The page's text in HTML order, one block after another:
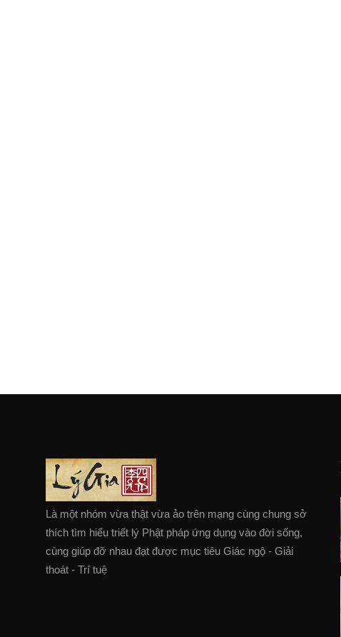
Là một nhóm vừa thật vừa ảo trên mạng cùng chung sở
thích tìm hiểu triết lý Phật pháp ứng dụng vào đời sống,
cùng giúp đỡ nhau đạt được mục tiêu Giác ngộ - Giải
thoát - Trí tuệ